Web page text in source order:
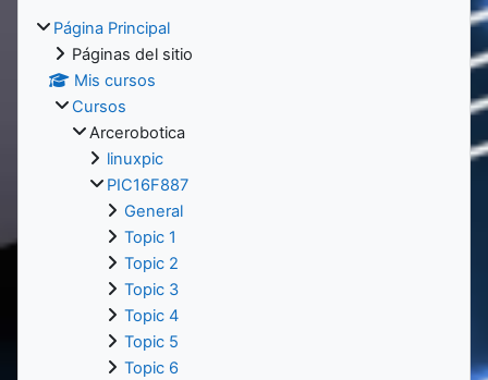
Página Principal
Páginas del sitio
Mis cursos
Cursos
Arcerobotica
linuxpic
PIC16F887
General
Topic 1
Topic 2
Topic 3
Topic 4
Topic 5
Topic 6